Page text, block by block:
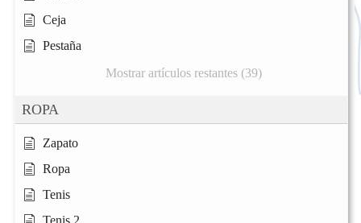
Ceja
Pestaña
Mostrar artículos restantes (39)
ROPA
Zapato
Ropa
Tenis
Tenis 2